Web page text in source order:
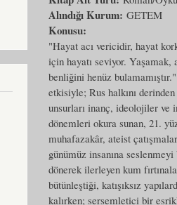
Alındığı Kurum: GETEM
Konusu:
"Hayat acı vericidir, hayat
için hayatı seviyor. Yaşamak,
benliğini henüz
etkisiyle; Rus halkını
unsurları inanç, ideolojiler ve
dönemleri okura sunan, 21.
muhafazakâr, ateist
günümüz insanına
dönerek ilerleyen kum
bütünleştiği, katışıksız
kalırken; sersemletici bir